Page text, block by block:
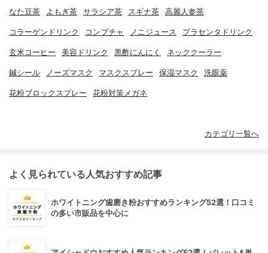
なた豆茶 よもぎ茶 サラシア茶 スギナ茶 高麗人参茶
コラーゲンドリンク コンブチャ ノニジュース プラセンタドリンク
玄米コーヒー 美容ドリンク 黒酢にんにく ネッククーラー
鍼シール ノーズマスク マスクスプレー 保湿マスク 洗眼薬
花粉ブロックスプレー 花粉対策メガネ
カテゴリ一覧へ
よく見られている人気おすすめ記事
ホワイトニング歯磨き粉おすすめランキング52選！口コミ
の多い市販品を中心に